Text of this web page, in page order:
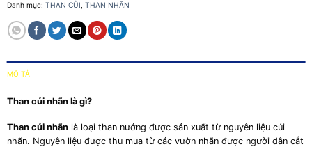
Danh mục: THAN CỦI THAN NHÃN
MÔ TẢ
Than củi nhãn là gì?
Than củi nhãnlà loại than nướng được sản xuất từ nguyên liệu củi
nhãn. Nguyên liệu được thu mua từ các vườn nhãn được người dân cắt